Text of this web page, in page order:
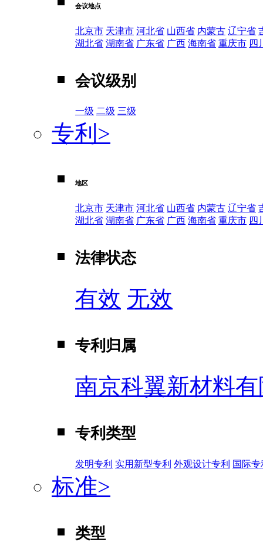
会议地点
北京市 天津市 河北省 山西省 内蒙古 辽宁省
湖北省 湖南省 广东省 广西 海南省 重庆市 四
会议级别
一级 二级 三级
专利 >
地区
北京市 天津市 河北省 山西省 内蒙古 辽宁省
湖北省 湖南省 广东省 广西 海南省 重庆市 四
法律状态
有效 无效
专利归属
南京科翼新材料
专利类型
发明专利 实用新型专利 外观设计专利 国际专
标准>
类型